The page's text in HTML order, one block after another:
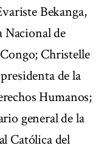
Bekanga,
Nacional de
Christelle
de la
Humanos;
general de la
Católica del